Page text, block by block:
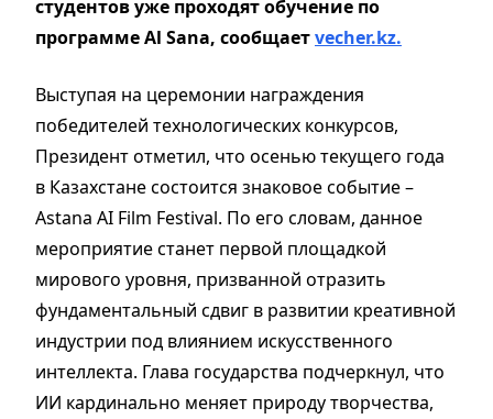
студентов уже проходят обучение по
программе Al Sana, сообщаетvecher.kz.
Выступая на церемонии награждения
победителей технологических конкурсов,
Президент отметил, что осенью текущего года
в Казахстане состоится знаковое событие –
Astana AI Film Festival. По его словам, данное
мероприятие станет первой площадкой
мирового уровня, призванной отразить
фундаментальный сдвиг в развитии креативной
индустрии под влиянием искусственного
интеллекта. Глава государства подчеркнул, что
ИИ кардинально меняет природу творчества,